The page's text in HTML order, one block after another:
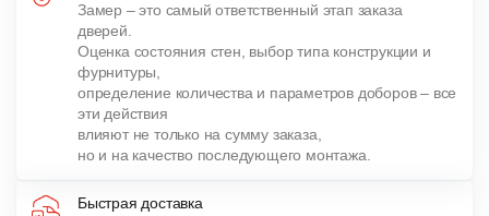
Замер – это самый ответственный этап заказа
дверей.
Оценка состояния стен, выбор типа конструкции и
фурнитуры,
определение количества и параметров доборов – все
эти действия
влияют не только на сумму заказа,
но и на качество последующего монтажа.
Быстрая доставка